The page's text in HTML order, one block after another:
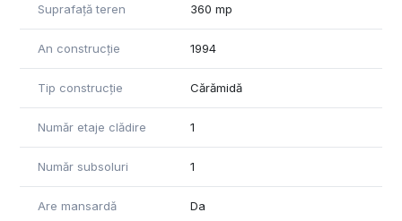
Suprafață teren 360 mp
An construcție 1994
Tip construcție Cărămidă
Număr etaje clădire 1
Număr subsoluri 1
Are mansardă Da